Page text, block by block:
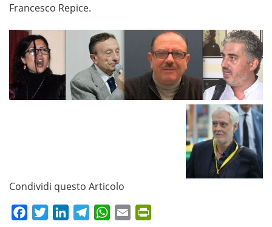
Francesco Repice.
Condividi questo Articolo
FacebookTwitterLinkedInTelegramWhatsApp
Email